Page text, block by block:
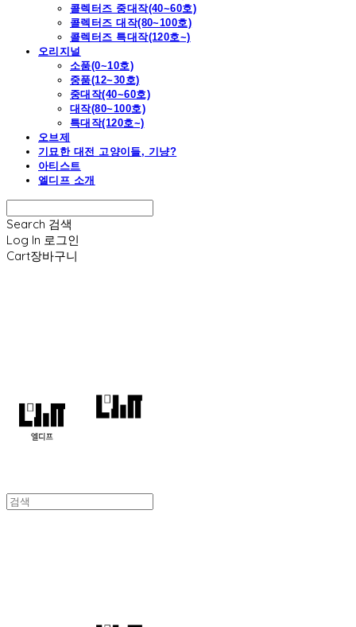
콜렉터즈 중대작(40~60호)
콜렉터즈 대작(80~100호)
콜렉터즈 특대작(120호~)
오리지널
소품(0~10호)
중품(12~30호)
중대작(40~60호)
대작(80~100호)
특대작(120호~)
오브제
기묘한 대전 고양이들, 기냥?
아티스트
엘디프 소개
Search 검색
Log In 로그인
Cart장바구니